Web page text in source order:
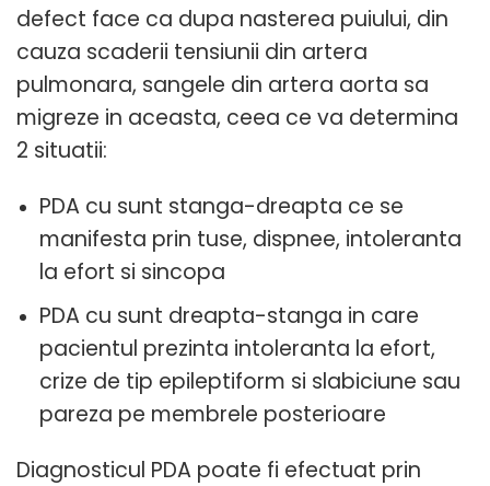
defect face ca dupa nasterea puiului, din
cauza scaderii tensiunii din artera
pulmonara, sangele din artera aorta sa
migreze in aceasta, ceea ce va determina
2 situatii:
PDA cu sunt stanga-dreapta ce se
manifesta prin tuse, dispnee, intoleranta
la efort si sincopa
PDA cu sunt dreapta-stanga in care
pacientul prezinta intoleranta la efort,
crize de tip epileptiform si slabiciune sau
pareza pe membrele posterioare
Diagnosticul PDA poate fi efectuat prin